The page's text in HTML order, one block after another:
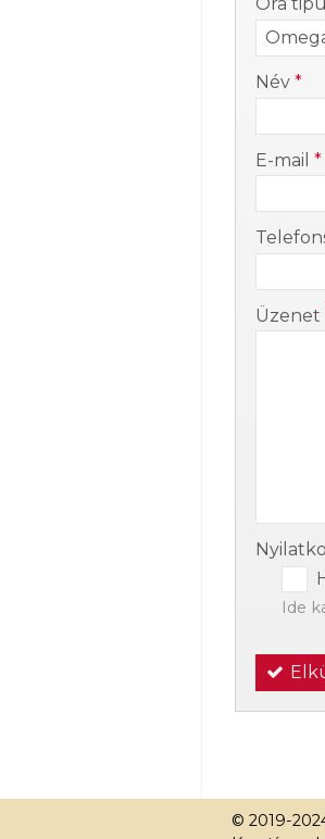
-
Óra
Név *
E-mail *
Üzenet
Ide
© 2019-